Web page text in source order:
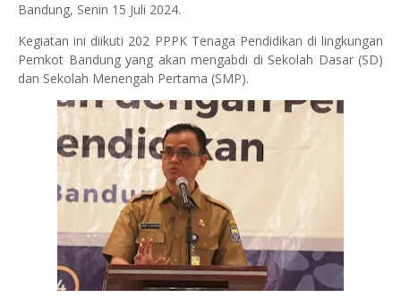
Bandung, Senin 15 Juli 2024.
Kegiatan ini diikuti 202 PPPK Tenaga Pendidikan di lingkungan
Pemkot Bandung yang akan mengabdi di Sekolah Dasar (SD)
dan Sekolah Menengah Pertama (SMP).